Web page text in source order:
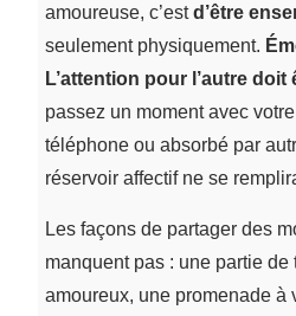
amoureuse, c’estd’être
seulement physiquement.
L’attention pour l’autre doit
passez un moment avec
téléphone ou absorbé par
réservoir affectif ne se
Les façons de partager des
manquent pas : une partie de
amoureux, une promenade à